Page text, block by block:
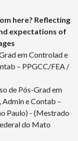
here? Reflecting
expectations of
em Controlad e
– PPGCC/FEA /
de Pós-Grad em
e Contab –
Paulo) - (Mestrado
do Mato